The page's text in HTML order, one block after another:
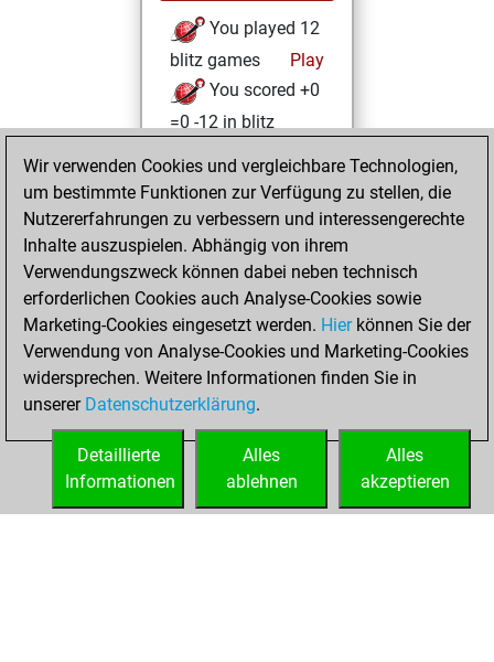
You played 12
blitz games
Play
You scored +0
=0 -12 in blitz
Dienstag,
Dezember 28,
2021
You achieved a
BeautyScore of 25
Fritz
You
achieved a new Elo
of 1584
You created
your Fritz account
Wir verwenden Cookies und vergleichbare Technologien,
um bestimmte Funktionen zur Verfügung zu stellen, die
Nutzererfahrungen zu verbessern und interessengerechte
Inhalte auszuspielen. Abhängig von ihrem
Verwendungszweck können dabei neben technisch
erforderlichen Cookies auch Analyse-Cookies sowie
Marketing-Cookies eingesetzt werden. Hierkönnen Sie der
Verwendung von Analyse-Cookies und Marketing-Cookies
widersprechen. Weitere Informationen finden Sie in
unserer Datenschutzerklärung.
Alles
akzeptieren
Alles
ablehnen
Detaillierte
Informationen